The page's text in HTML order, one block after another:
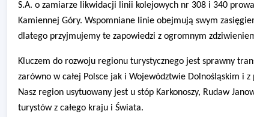
S.A. o zamiarze likwidacji linii kolejowych nr 308 i 340
Kamiennej Góry. Wspomniane linie obejmują swym
dlatego przyjmujemy te zapowiedzi z ogromnym
Kluczem do rozwoju regionu turystycznego jest sprawny
zarówno w całej Polsce jak i Województwie Dolnośląskim i
Nasz region usytuowany jest u stóp Karkonoszy, Rudaw
turystów z całego kraju i Świata.